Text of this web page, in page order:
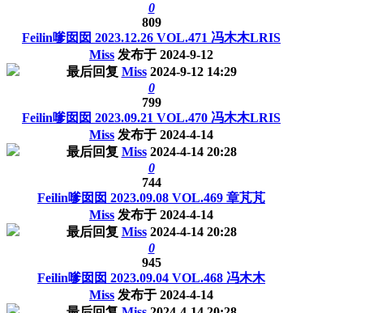
0
809
Feilin嗲囡囡 2023.12.26 VOL.471 冯木木LRIS
Miss 发布于 2024-9-12
最后回复 Miss 2024-9-12 14:29
0
799
Feilin嗲囡囡 2023.09.21 VOL.470 冯木木LRIS
Miss 发布于 2024-4-14
最后回复 Miss 2024-4-14 20:28
0
744
Feilin嗲囡囡 2023.09.08 VOL.469 章芃芃
Miss 发布于 2024-4-14
最后回复 Miss 2024-4-14 20:28
0
945
Feilin嗲囡囡 2023.09.04 VOL.468 冯木木
Miss 发布于 2024-4-14